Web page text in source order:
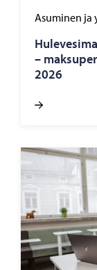
Asuminen ja
–
2026